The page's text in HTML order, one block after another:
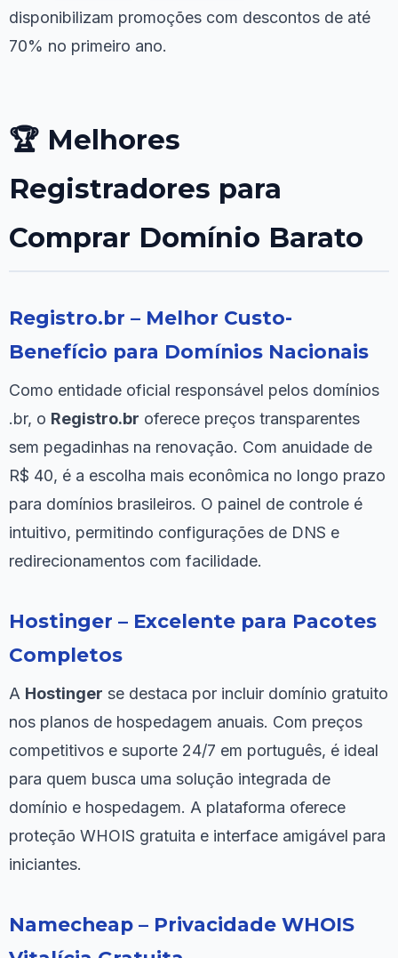
disponibilizam promoções com descontos de até
70% no primeiro ano.
🏆 Melhores
Registradores para
Comprar Domínio Barato
Registro.br – Melhor Custo-
Benefício para Domínios Nacionais
Como entidade oficial responsável pelos domínios
.br, o Registro.br oferece preços transparentes
sem pegadinhas na renovação. Com anuidade de
R$ 40, é a escolha mais econômica no longo prazo
para domínios brasileiros. O painel de controle é
intuitivo, permitindo configurações de DNS e
redirecionamentos com facilidade.
Hostinger – Excelente para Pacotes
Completos
A Hostinger se destaca por incluir domínio gratuito
nos planos de hospedagem anuais. Com preços
competitivos e suporte 24/7 em português, é ideal
para quem busca uma solução integrada de
domínio e hospedagem. A plataforma oferece
proteção WHOIS gratuita e interface amigável para
iniciantes.
Namecheap – Privacidade WHOIS